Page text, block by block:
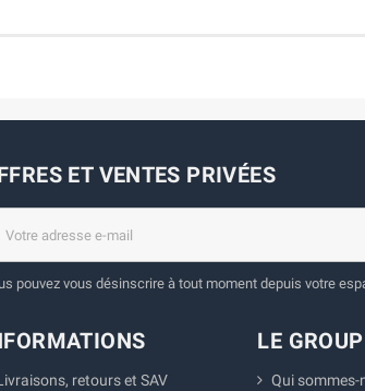
ET VENTES PRIVÉES
pouvez vous désinscrire à tout moment depuis votre
retours et SAV
LE
Qui sommes-